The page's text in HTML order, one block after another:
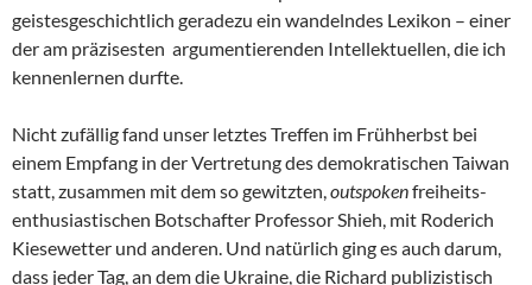
geistesgeschichtlich geradezu ein wandelndes Lexikon – einer
der am präzisesten argumentierenden Intellektuellen, die ich
kennenlernen durfte.
Nicht zufällig fand unser letztes Treffen im Frühherbst bei
einem Empfang in der Vertretung des demokratischen Taiwan
statt, zusammen mit dem so gewitzten,outspokenfreiheits-
enthusiastischen Botschafter Professor Shieh, mit Roderich
Kiesewetter und anderen. Und natürlich ging es auch darum,
dass jeder Tag, an dem die Ukraine, die Richard publizistisch